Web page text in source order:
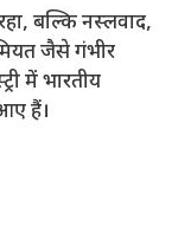
बल्कि नस्लवाद,
जैसे गंभीर
में भारतीय
हैं।